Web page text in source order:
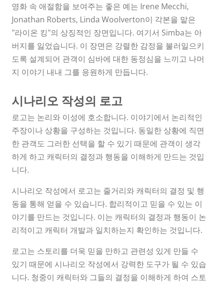
영화 속 애절함을 보여주는 좋은 예는 Irene Mecchi,
Jonathan Roberts, Linda Woolverton이 각본을 맡은
"라이온 킹"의 상징적인 장면입니다. 여기서 Simba는 아
버지를 잃었습니다. 이 장면은 강렬한 감정을 불러일으키
도록 설계되어 관객이 심바에 대한 동정심을 느끼고 나머
지 이야기 내내 그를 응원하게 만듭니다.
시나리오 작성의 로고
로고는 논리와 이성에 호소합니다. 이야기에서 논리적인
주장이나 상황을 구성하는 것입니다. 동일한 상황에 직면
한 관객도 그러한 선택을 할 수 있기 때문에 관객이 생각
하게 하고 캐릭터의 결정과 행동을 이해하게 만드는 것입
니다.
시나리오 작성에서 로고는 줄거리와 캐릭터의 결정 및 행
동을 통해 얻을 수 있습니다. 합리적이고 믿을 수 있는 이
야기를 만드는 것입니다. 이는 캐릭터의 결정과 행동이 논
리적이고 캐릭터 개발과 일치하는지 확인하는 것입니다.
로고는 스토리를 더욱 믿을 만하고 관련성 있게 만들 수
있기 때문에 시나리오 작성에서 강력한 도구가 될 수 있습
니다. 청중이 캐릭터와 그들의 결정을 이해하게 하여 스토